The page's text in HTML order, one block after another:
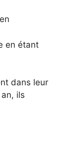
en étant
dans leur
ils